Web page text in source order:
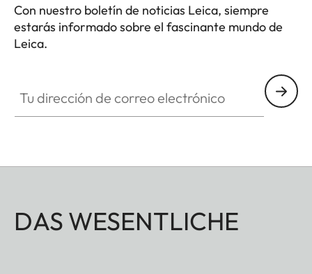
Con nuestro boletín de noticias Leica, siempre
estarás informado sobre el fascinante mundo de
Leica.
DAS WESENTLICHE